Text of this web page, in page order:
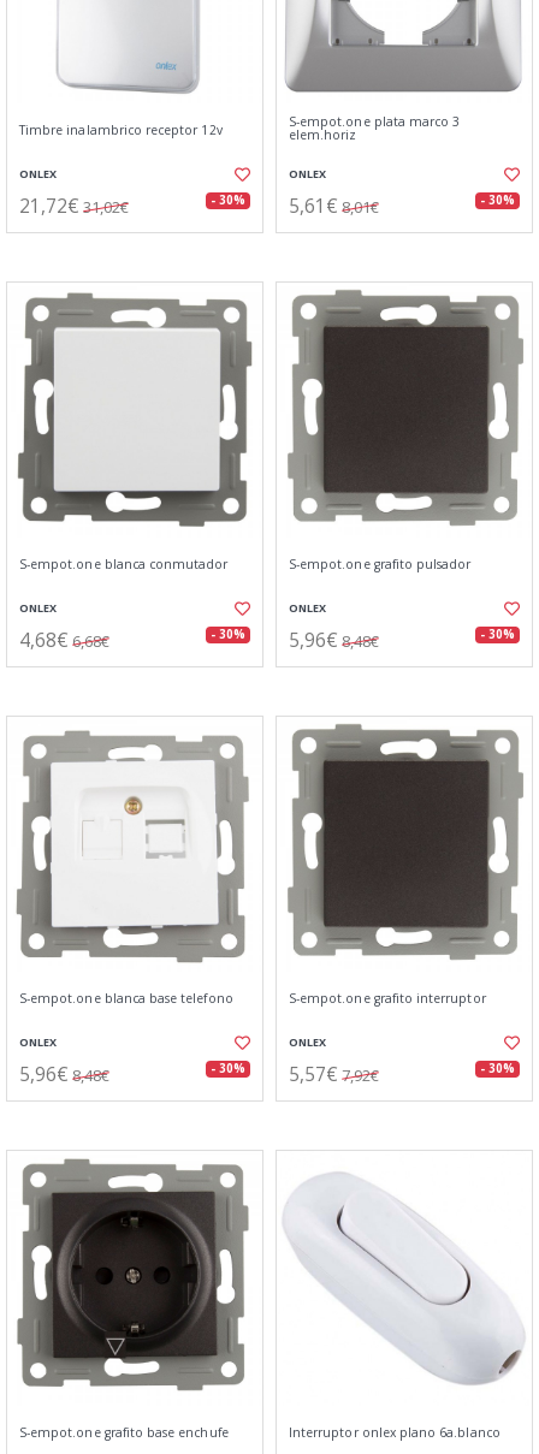
Timbre inalambrico receptor 12v
ONLEX
21,72€ 31,02€ - 30%
S-empot.one plata marco 3
elem.horiz
ONLEX
5,61€ 8,01€ - 30%
S-empot.one blanca conmutador
ONLEX
4,68€ 6,68€ - 30%
S-empot.one grafito pulsador
ONLEX
5,96€ 8,48€ - 30%
S-empot.one blanca base telefono
ONLEX
5,96€ 8,48€ - 30%
S-empot.one grafito interruptor
ONLEX
5,57€ 7,92€ - 30%
S-empot.one grafito base enchufe Interruptor onlex plano 6a.blanco